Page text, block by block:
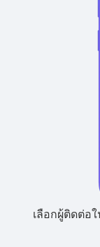
เลือกผู้ติดต่อ